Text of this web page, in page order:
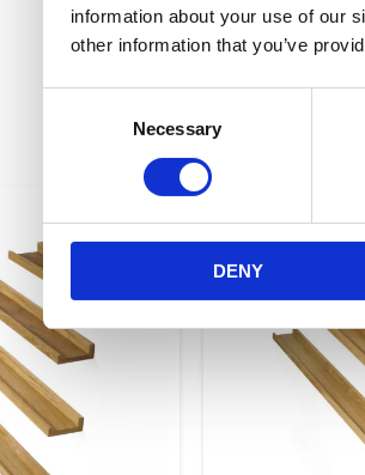
information about your use of our
other information that you’ve
Necessary
DENY
Lägg till i favoriter